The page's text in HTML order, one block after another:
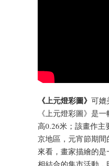
《上元燈彩圖》 可媲
《上元燈彩圖》是
高0.26米；該畫作主
京地區，元宵節期
來看，畫家描繪的
相結合的集市活動